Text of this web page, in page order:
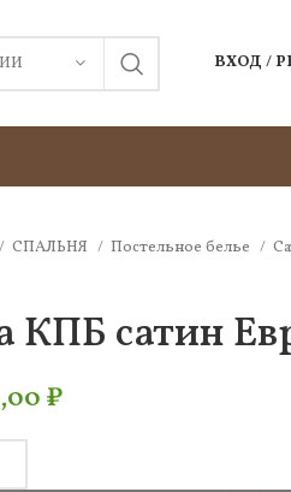
ВХОД /
СПАЛЬНЯ Постельное белье
КПБ сатин
₽